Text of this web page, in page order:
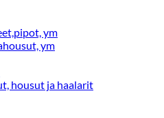
ym
ym
housut ja haalarit